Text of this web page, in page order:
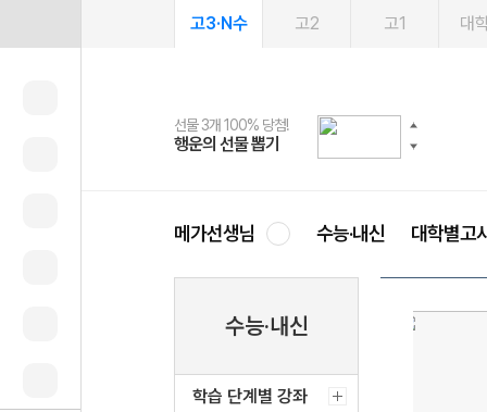
고3·N수 고2 고1 대
선물 3개 100% 당첨!
행운의 선물 뽑기
선물 100% 증정!
메가스터디 X 올리브
여름방학 스터디 캐시백
메가런 썸머스쿨
2027 러셀 단과
강사 공개선발
스마트러닝앱
설문 EVENT
메가패스
3일 무료 체험권
메가패스 수강생 무료혜택!
메가클럽 멤버십
사회공헌 캠페인
희망이룸 메가나눔
메가선생님 수능·내신 대학별고
수능·내신
학습 단계별 강좌